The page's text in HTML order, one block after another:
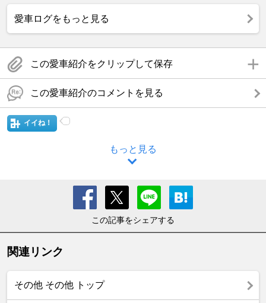
愛車ログをもっと見る
この愛車紹介をクリップして保存
この愛車紹介のコメントを見る
イイね！
もっと見る
この記事をシェアする
関連リンク
その他 その他 トップ